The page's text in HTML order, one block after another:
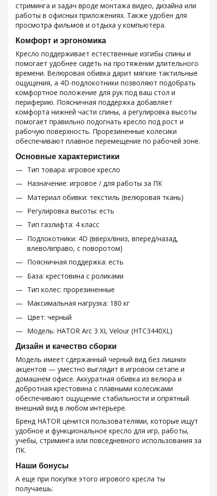
стриминга и задач вроде монтажа видео, дизайна или
работы в офисных приложениях. Также удобен для
просмотра фильмов и отдыха у компьютера.
Комфорт и эргономика
Кресло поддерживает естественные изгибы спины и
помогает удобнее сидеть на протяжении длительного
времени. Велюровая обивка дарит мягкие тактильные
ощущения, а 4D-подлокотники позволяют подобрать
комфортное положение для рук под ваш стол и
периферию. Поясничная поддержка добавляет
комфорта нижней части спины, а регулировка высоты
помогает правильно подогнать кресло под рост и
рабочую поверхность. Прорезиненные колесики
обеспечивают плавное перемещение по рабочей зоне.
Основные характеристики
Тип товара: игровое кресло
Назначение: игровое / для работы за ПК
Материал обивки: текстиль (велюровая ткань)
Регулировка высоты: есть
Тип газлифта: 4 класс
Подлокотники: 4D (вверх/вниз, вперед/назад,
влево/вправо, с поворотом)
Поясничная поддержка: есть
База: крестовина с роликами
Тип колес: прорезиненные
Максимальная нагрузка: 180 кг
Цвет: черный
Модель: HATOR Arc 3 XL Velour (HTC3440XL)
Дизайн и качество сборки
Модель имеет сдержанный черный вид без лишних
акцентов — уместно выглядит в игровом сетапе и
домашнем офисе. Аккуратная обивка из велюра и
добротная крестовина с плавными колесиками
обеспечивают ощущение стабильности и опрятный
внешний вид в любом интерьере.
Бренд HATOR ценится пользователями, которые ищут
удобное и функциональное кресло для игр, работы,
учебы, стриминга или повседневного использования за
ПК.
Наши бонусы
А еще при покупке этого игрового кресла ты
получаешь: